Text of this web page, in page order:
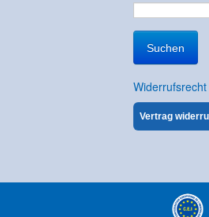
Suchen
nach:
Widerrufsrecht
Vertrag